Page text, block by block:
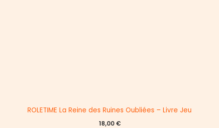
ROLETIME La Reine des Ruines Oubliées – Livre Jeu
18,00 €